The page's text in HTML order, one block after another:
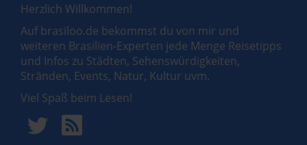
Herzlich Willkommen!
Auf brasiloo.de bekommst du von mir und
weiteren Brasilien-Experten jede Menge Reisetipps
und Infos zu Städten, Sehenswürdigkeiten,
Stränden, Events, Natur, Kultur uvm.
Viel Spaß beim Lesen!